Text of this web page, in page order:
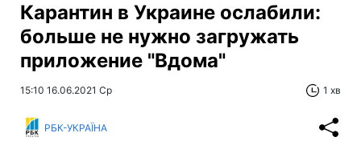
Карантин в Украине ослабили:
больше не нужно загружать
приложение "Вдома"
15:10 16.06.2021 Ср 1 хв
РБК-УКРАЇНА